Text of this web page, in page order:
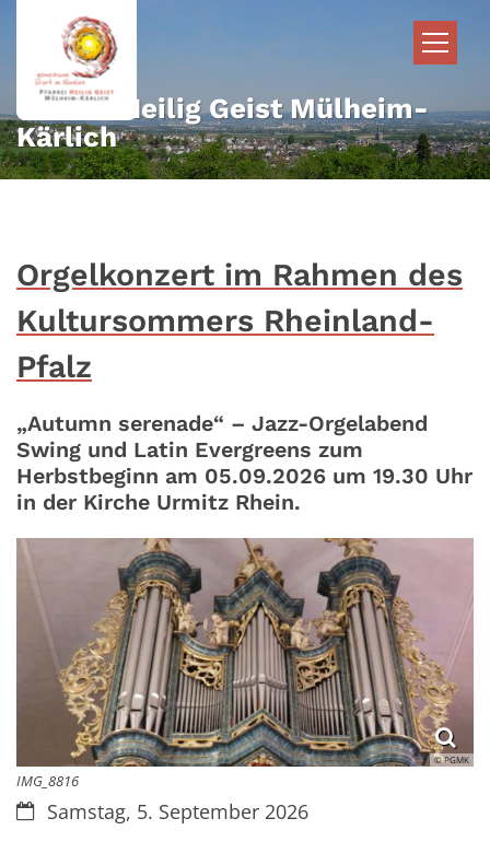
Zum Inhalt springen
Pfarrei Heilig Geist Mülheim-
Kärlich
Orgelkonzert im Rahmen des
Kultursommers Rheinland-
Pfalz
„Autumn serenade“ – Jazz-Orgelabend
Swing und Latin Evergreens zum
Herbstbeginn am 05.09.2026 um 19.30 Uhr
in der Kirche Urmitz Rhein.
© PGMK
IMG_8816
Datum:Samstag, 5. September 2026